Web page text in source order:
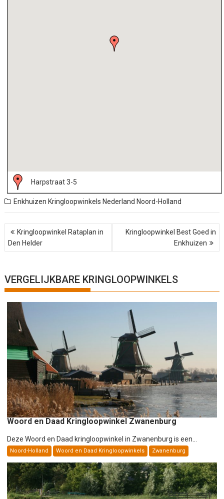
Harpstraat 3-5
Enkhuizen Kringloopwinkels Nederland Noord-Holland
e
r
h
t
a
t
e
Kringloopwinkel Rataplan in
Den Helder
Kringloopwinkel Best Goed in
Enkhuizen
VERGELIJKBARE KRINGLOOPWINKELS
Woord en Daad Kringloopwinkel Zwanenburg
Deze Woord en Daad kringloopwinkel in Zwanenburg is een...
Noord-Holland Woord en Daad Kringloopwinkels Zwanenburg